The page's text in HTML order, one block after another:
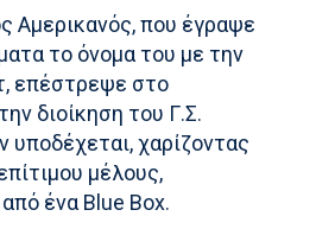
Αμερικανός, που έγραψε
το όνομα του με την
επέστρεψε στο
διοίκηση του Γ.Σ.
υποδέχεται, χαρίζοντας
μέλους,
ένα Blue Box.